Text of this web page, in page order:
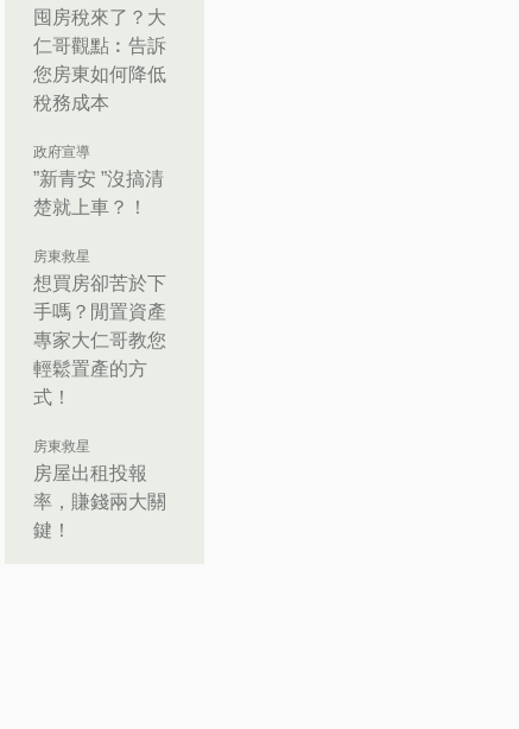
囤房稅來了？大
仁哥觀點︰告訴
您房東如何降低
稅務成本
政府宣導
”新青安 ”沒搞清
楚就上車？！
房東救星
想買房卻苦於下
手嗎？閒置資產
專家大仁哥教您
輕鬆置產的方
式！
房東救星
房屋出租投報
率，賺錢兩大關
鍵！